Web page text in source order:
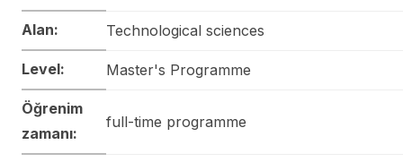
Alan: Technological sciences
Level: Master's Programme
Öğrenim
zamanı:
full-time programme